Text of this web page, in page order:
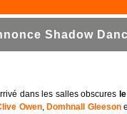
Shadow
dans les salles obscures
Owen, Domhnall Gleeson